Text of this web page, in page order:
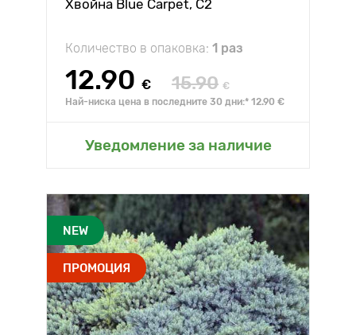
Хвойна Blue Carpet, C2
Количество в опаковка: 1 раз
12.90 € 15.90 €
Най-ниска цена в последните 30 дни:* 12.90 €
Уведомление за наличие
NEW
ПРОМОЦИЯ